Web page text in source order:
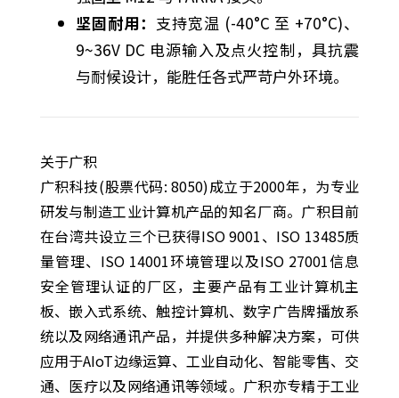
坚固耐用： 支持宽温 (-40°C 至 +70°C)、
9~36V DC 电源输入及点火控制，具抗震
与耐候设计，能胜任各式严苛户外环境。
关于广积
广积科技(股票代码: 8050)成立于2000年，为专业
研发与制造工业计算机产品的知名厂商。广积目前
在台湾共设立三个已获得ISO 9001、ISO 13485质
量管理、ISO 14001环境管理以及ISO 27001信息
安全管理认证的厂区，主要产品有工业计算机主
板、嵌入式系统、触控计算机、数字广告牌播放系
统以及网络通讯产品，并提供多种解决方案，可供
应用于AIoT边缘运算、工业自动化、智能零售、交
通、医疗以及网络通讯等领域。广积亦专精于工业